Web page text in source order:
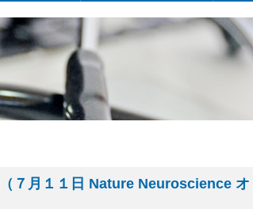
７月１１日 Nature Neuroscience オ